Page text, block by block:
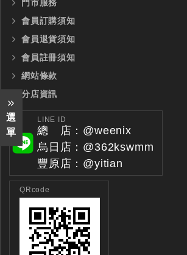
選
單
門市服務
會員訂購須知
會員退貨須知
會員註冊須知
網站條款
分店資訊
LINE ID
總 店：@weenix
烏日店：@362kswmm
豐原店：@yitian
QRcode